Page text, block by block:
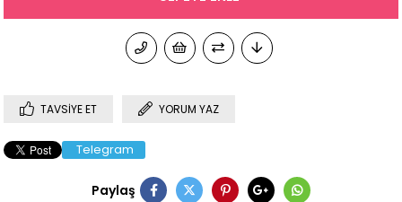
TAVSIYE ET YORUM YAZ
Telegram
Paylaş